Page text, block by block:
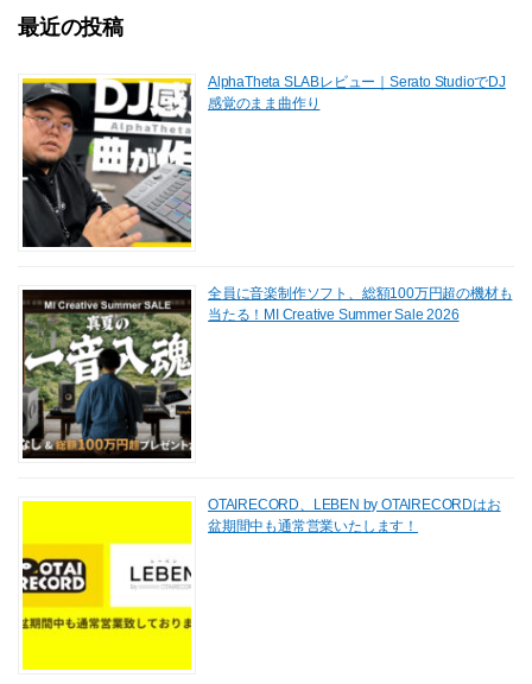
最近の投稿
AlphaTheta SLABレビュー｜Serato StudioでDJ
感覚のまま曲作り
全員に音楽制作ソフト、総額100万円超の機材も
当たる！MI Creative Summer Sale 2026
OTAIRECORD、LEBEN by OTAIRECORDはお
盆期間中も通常営業いたします！